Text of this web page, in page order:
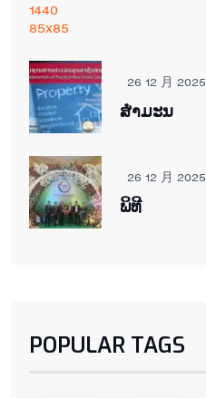
26 12 月 2025
ສຳມະນ
26 12 月 2025
ພິ​ທີ
POPULAR TAGS